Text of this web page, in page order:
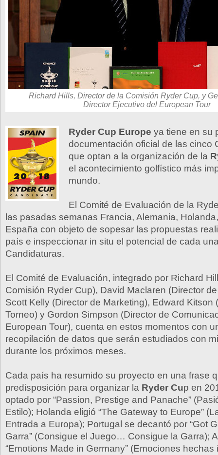
Richard Hills, Director de la Comisión Ryder Cup, y
Director Ejecutivo del European Tour
Ryder Cup Europe ya tiene en su
documentación oficial de las cinco
que optan a la organización de la
el acontecimiento golfístico más
mundo.
El Comité de Evaluación de la
las pasadas semanas Francia, Alemania,
España con objeto de sopesar las propuestas
país e inspeccionar in situ el potencial de cada
Candidaturas.
El Comité de Evaluación, integrado por Richard
Comisión Ryder Cup), David Maclaren (Director
Scott Kelly (Director de Marketing), Edward Kitson
Torneo) y Gordon Simpson (Director de
European Tour), cuenta en estos momentos con
recopilación de datos que serán estudiados con
durante los próximos meses.
Cada país ha resumido su proyecto en una frase
predisposición para organizar la Ryder Cup en
optado por “Passion, Prestige and Panache”
Estilo); Holanda eligió “The Gateway to Europe”
Entrada a Europa); Portugal se decantó por “Got
Garra” (Consigue el Juego… Consigue la Garra);
“Emotions Made in Germany” (Emociones hechas